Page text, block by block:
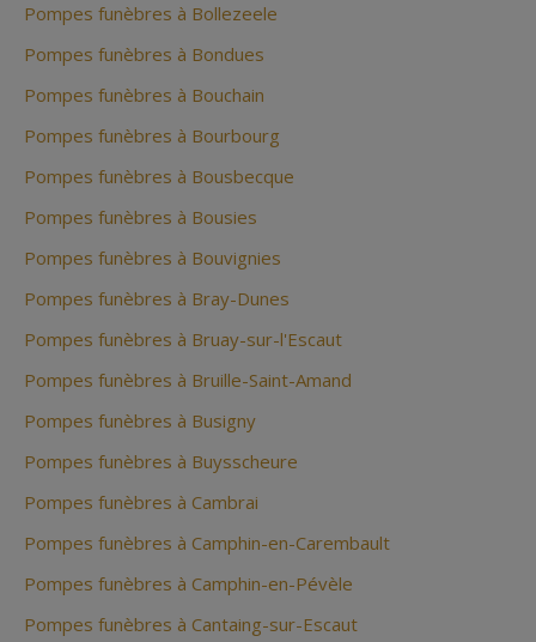
Pompes funèbres à Bollezeele
Pompes funèbres à Bondues
Pompes funèbres à Bouchain
Pompes funèbres à Bourbourg
Pompes funèbres à Bousbecque
Pompes funèbres à Bousies
Pompes funèbres à Bouvignies
Pompes funèbres à Bray-Dunes
Pompes funèbres à Bruay-sur-l'Escaut
Pompes funèbres à Bruille-Saint-Amand
Pompes funèbres à Busigny
Pompes funèbres à Buysscheure
Pompes funèbres à Cambrai
Pompes funèbres à Camphin-en-Carembault
Pompes funèbres à Camphin-en-Pévèle
Pompes funèbres à Cantaing-sur-Escaut